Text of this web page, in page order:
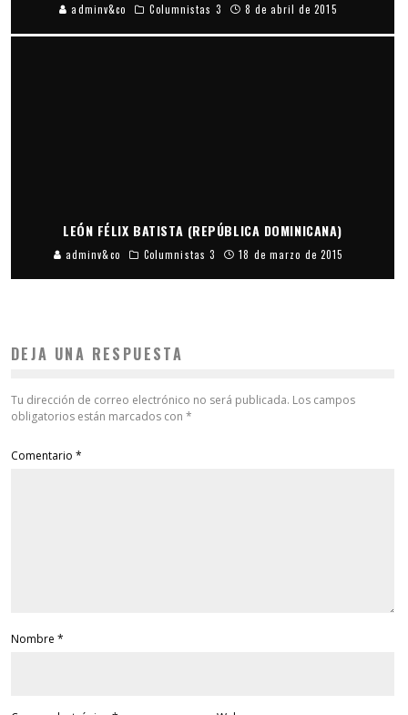
adminv&co Columnistas 3 8 de abril de 2015
LEÓN FÉLIX BATISTA (REPÚBLICA DOMINICANA)
adminv&co Columnistas 3 18 de marzo de 2015
DEJA UNA RESPUESTA
Tu dirección de correo electrónico no será publicada. Los campos
obligatorios están marcados con *
Comentario *
Nombre *